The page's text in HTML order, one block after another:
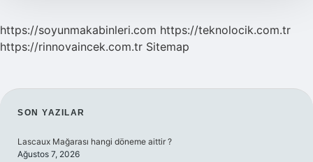
https://soyunmakabinleri.com https://teknolocik.com.tr
https://rinnovaincek.com.tr Sitemap
SIDEBAR
SON YAZILAR
Lascaux Mağarası hangi döneme aittir ?
Ağustos 7, 2026